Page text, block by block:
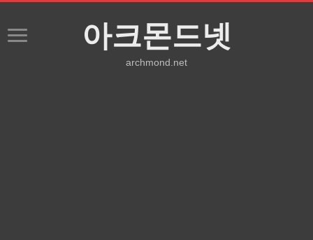
아크몬드넷
archmond.net